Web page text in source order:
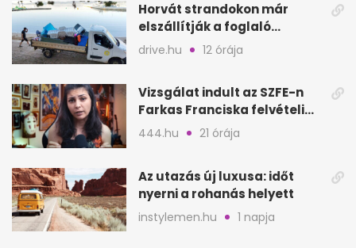
Horvát strandokon már
elszállítják a foglaló
törölközőket is
drive.hu 12 órája
Vizsgálat indult az SZFE-n
Farkas Franciska felvételi
videója után
444.hu 21 órája
Az utazás új luxusa: időt
nyerni a rohanás helyett
instylemen.hu 1 napja